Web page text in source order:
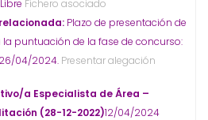
Fichero asociado
Plazo de presentación de
puntuación de la fase de concurso:
04/2024. Presentar alegación
a Especialista de Área –
(28-12-2022)12/04/2024